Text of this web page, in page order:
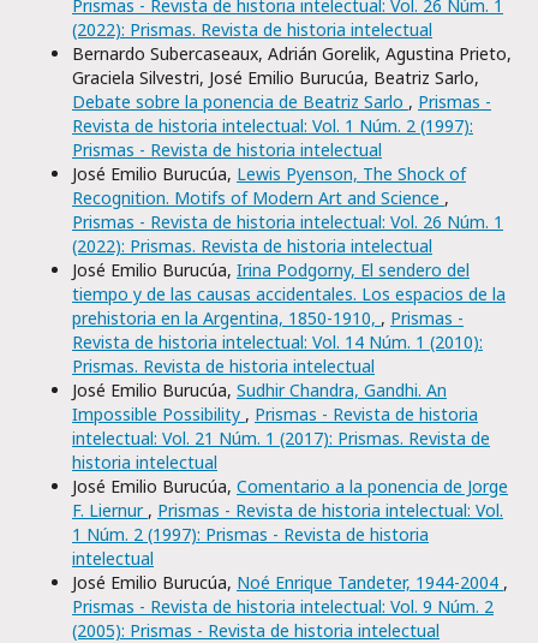
Prismas - Revista de historia intelectual: Vol. 26 Núm. 1
(2022): Prismas. Revista de historia intelectual
Bernardo Subercaseaux, Adrián Gorelik, Agustina Prieto,
Graciela Silvestri, José Emilio Burucúa, Beatriz Sarlo,
Debate sobre la ponencia de Beatriz Sarlo , Prismas -
Revista de historia intelectual: Vol. 1 Núm. 2 (1997):
Prismas - Revista de historia intelectual
José Emilio Burucúa, Lewis Pyenson, The Shock of
Recognition. Motifs of Modern Art and Science ,
Prismas - Revista de historia intelectual: Vol. 26 Núm. 1
(2022): Prismas. Revista de historia intelectual
José Emilio Burucúa, Irina Podgorny, El sendero del
tiempo y de las causas accidentales. Los espacios de la
prehistoria en la Argentina, 1850-1910, , Prismas -
Revista de historia intelectual: Vol. 14 Núm. 1 (2010):
Prismas. Revista de historia intelectual
José Emilio Burucúa, Sudhir Chandra, Gandhi. An
Impossible Possibility , Prismas - Revista de historia
intelectual: Vol. 21 Núm. 1 (2017): Prismas. Revista de
historia intelectual
José Emilio Burucúa, Comentario a la ponencia de Jorge
F. Liernur , Prismas - Revista de historia intelectual: Vol.
1 Núm. 2 (1997): Prismas - Revista de historia
intelectual
José Emilio Burucúa, Noé Enrique Tandeter, 1944-2004 ,
Prismas - Revista de historia intelectual: Vol. 9 Núm. 2
(2005): Prismas - Revista de historia intelectual